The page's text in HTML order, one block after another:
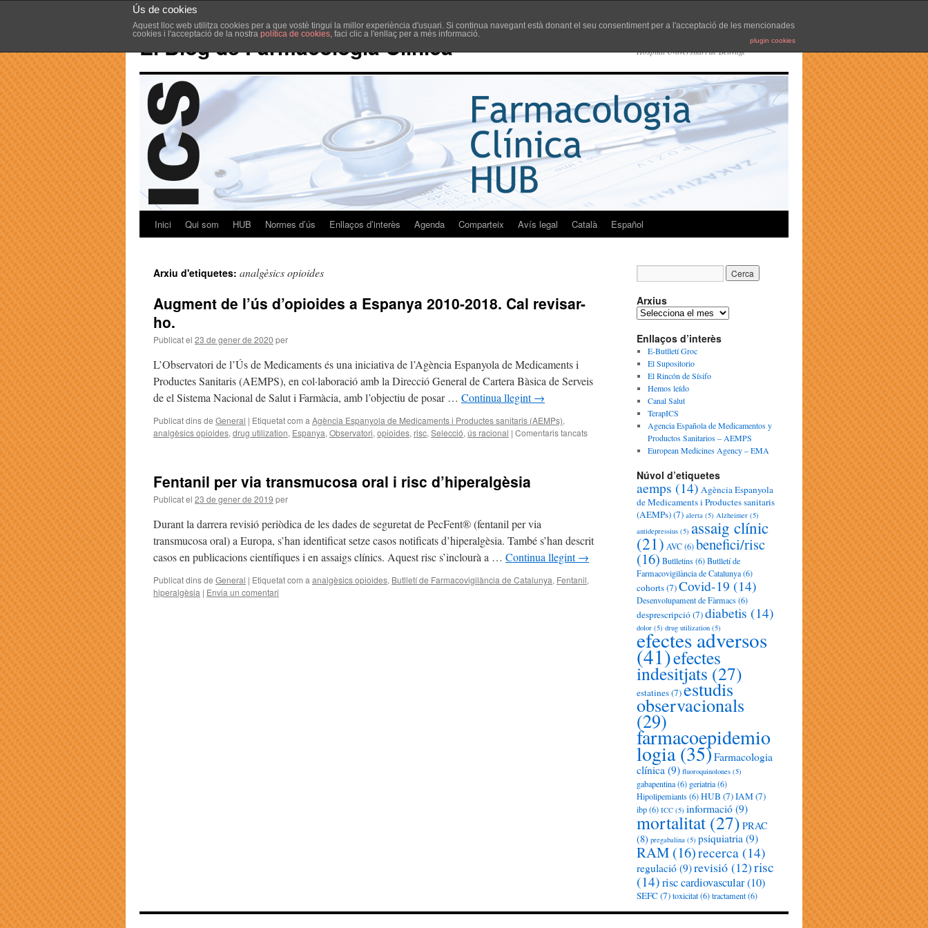
Ús de cookies
Aquest lloc web utilitza cookies per a que vostè tingui la millor experiència d'usuari. Si continua navegant està donant el seu consentiment per a l'acceptació de les mencionades
cookies i l'acceptació de la nostra política de cookies, faci clic a l'enllaç per a més informació.
plugin cookies
El Blog de Farmacologia Clínica Hospital Universitari de Bellvitge
Inici Qui som HUB Normes d’ús Enllaços d’interès Agenda Comparteix Avís legal Català Español
Arxiu d'etiquetes: analgèsics opioides
Augment de l’ús d’opioides a Espanya 2010-2018. Cal revisar-
ho.
Publicat el 23 de gener de 2020 per
L’Observatori de l’Ús de Medicaments és una iniciativa de l’Agència Espanyola de Medicaments i
Productes Sanitaris (AEMPS), en col·laboració amb la Direcció General de Cartera Bàsica de Serveis
de el Sistema Nacional de Salut i Farmàcia, amb l’objectiu de posar … Continua llegint→
Publicat dins de General | Etiquetat com a Agència Espanyola de Medicaments i Productes sanitaris (AEMPs),
analgèsics opioides, drug utilization, Espanya, Observatori, opioides, risc, Selecció, ús racional | Comentaris tancats
Fentanil per via transmucosa oral i risc d’hiperalgèsia
Publicat el 23 de gener de 2019 per
Durant la darrera revisió periòdica de les dades de seguretat de PecFent® (fentanil per via
transmucosa oral) a Europa, s’han identificat setze casos notificats d’hiperalgèsia. També s’han descrit
casos en publicacions científiques i en assaigs clínics. Aquest risc s’inclourà a … Continua llegint→
Publicat dins de General | Etiquetat com a analgèsics opioides, Butlletí de Farmacovigilància de Catalunya, Fentanil,
hiperalgèsia | Envia un comentari
Arxius
Enllaços d’interès
E-Butlletí Groc
El Supositorio
El Rincón de Sísifo
Hemos leído
Canal Salut
TerapICS
Agencia Española de Medicamentos y
Productos Sanitarios – AEMPS
European Medicines Agency – EMA
Núvol d’etiquetes
aemps (14) Agència Espanyola
de Medicaments i Productes sanitaris
(AEMPs)(7) alerta (5) Alzheimer (5)
antidepressius (5) assaig clínic
(21) AVC(6)benefici/risc
(16)Butlletins(6)Butlletí de
Farmacovigilància de Catalunya(6)
cohorts(7)Covid-19 (14)
Desenvolupament de Fàrmacs(6)
desprescripció(7)diabetis (14)
dolor (5) drug utilization (5)
efectes adversos
(41)efectes
indesitjats (27)
estatines(7)estudis
observacionals
(29)
farmacoepidemio
logia(35)Farmacologia
clínica (9) fluoroquinolones (5)
gabapentina(6) geriatria(6)
Hipolipemiants(6)HUB (7)IAM(7)
ibp(6) ICC (5) informació (9)
mortalitat (27) PRAC
(8) pregabalina (5) psiquiatria (9)
RAM (16)recerca (14)
regulació (9)revisió (12)risc
(14)risc cardiovascular(10)
SEFC(7)toxicitat(6)tractament(6)